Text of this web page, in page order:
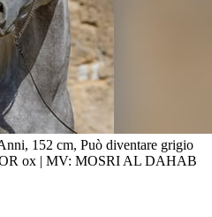
152 cm, Può diventare grigio
ox | MV: MOSRI AL DAHAB